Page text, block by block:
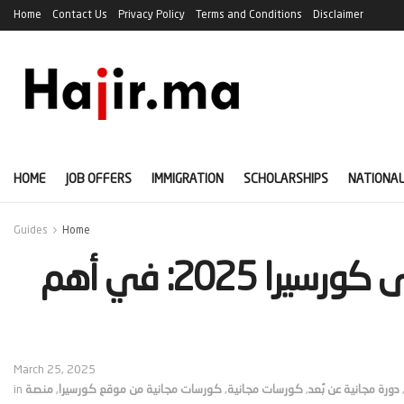
Home Contact Us Privacy Policy Terms and Conditions Disclaimer
HOME JOB OFFERS IMMIGRATION SCHOLARSHIPS
Home
Guides
‫أفضل 10 كورسات مجانية على كورسيرا 2025: في أهم
March 25, 2025
in
, دورة مجانية عن بُعد, كورسات مجانية, كورسات مجانية من موقع كورسيرا , منصة